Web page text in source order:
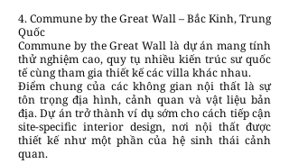
4. Commune by the Great Wall – Bắc Kinh, Trung
Quốc
Commune by the Great Wall là dự án mang tính
thử nghiệm cao, quy tụ nhiều kiến trúc sư quốc
tế cùng tham gia thiết kế các villa khác nhau.
Điểm chung của các không gian nội thất là sự
tôn trọng địa hình, cảnh quan và vật liệu bản
địa. Dự án trở thành ví dụ sớm cho cách tiếp cận
site-specific interior design, nơi nội thất được
thiết kế như một phần của hệ sinh thái cảnh
quan.